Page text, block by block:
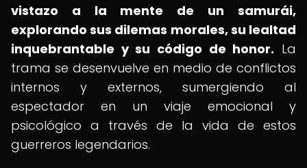
vistazo a la mente de un samurái,
explorando sus dilemas morales, su lealtad
inquebrantable y su código de honor. La
trama se desenvuelve en medio de conflictos
internos y externos, sumergiendo al
espectador en un viaje emocional y
psicológico a través de la vida de estos
guerreros legendarios.